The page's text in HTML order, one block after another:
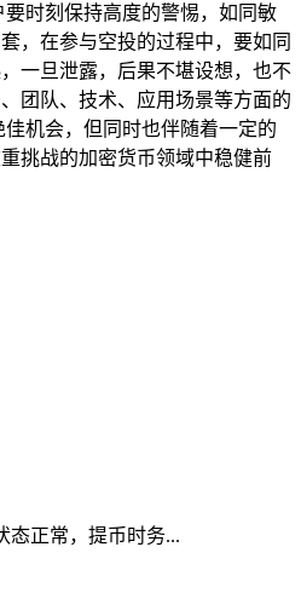
时刻保持高度的警惕，如同敏
，在参与空投的过程中，要如同
一旦泄露，后果不堪设想，也不
团队、技术、应用场景等方面的
机会，但同时也伴随着一定的
挑战的加密货币领域中稳健前
态正常，提币时务...